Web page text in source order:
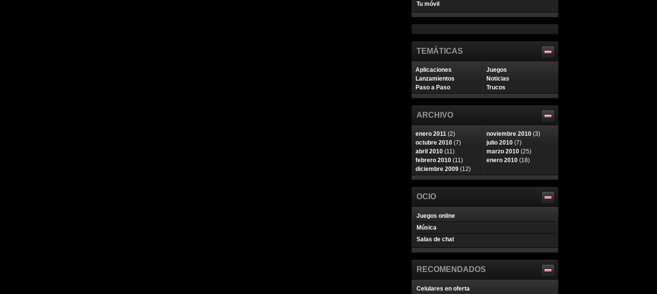
Tu móvil
TEMÁTICAS
Aplicaciones
Juegos
Lanzamientos
Noticias
Paso a Paso
Trucos
ARCHIVO
enero 2011 (2) noviembre 2010 (3)
octubre 2010 (7) julio 2010 (7)
abril 2010 (11) marzo 2010 (25)
febrero 2010 (11) enero 2010 (18)
diciembre 2009 (12)
OCIO
Juegos online
Música
Salas de chat
RECOMENDADOS
Celulares en oferta